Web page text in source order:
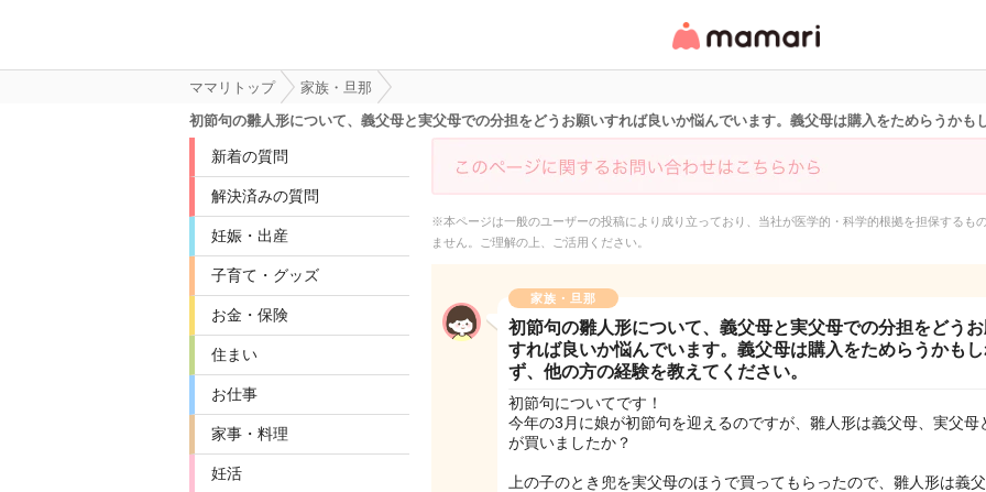
リ・情報サイト
ママリトップ
家族・旦那
初節句の雛人形について、義父母と実父母での分担をどうお願いすれば良いか悩んでいます。義父母は購入をためらうかも
新着の質問
解決済みの質問
妊娠・出産
子育て・グッズ
お金・保険
住まい
お仕事
家事・料理
妊活
※本ページは一般のユーザーの投稿により成り立っており、当社が医学的・科学的根拠を担保するも
ません。ご理解の上、ご活用ください。
家族・旦那
初節句の雛人形について、義父母と実父母での分担をどう
すれば良いか悩んでいます。義父母は購入をためらうかも
ず、他の方の経験を教えてください。
初節句についてです！
今年の3月に娘が初節句を迎えるのですが、雛人形は義父母、実父母
が買いましたか？
上の子のとき兜を実父母のほうで買ってもらったので、雛人形は義